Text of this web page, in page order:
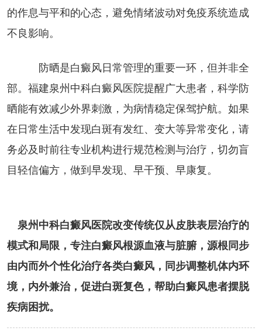
的作息与平和的心态，避免情绪波动对免疫系统造成
不良影响。
防晒是白癜风日常管理的重要一环，但并非全
部。福建泉州中科白癜风医院提醒广大患者，科学防
晒能有效减少外界刺激，为病情稳定保驾护航。如果
在日常生活中发现白斑有发红、变大等异常变化，请
务必及时前往专业机构进行规范检测与治疗，切勿盲
目轻信偏方，做到早发现、早干预、早康复。
泉州中科白癜风医院改变传统仅从皮肤表层治疗的
模式和局限，专注白癜风根源血液与脏腑，源根同步
由内而外个性化治疗各类白癜风，同步调整机体内环
境，内外兼治，促进白斑复色，帮助白癜风患者摆脱
疾病困扰。